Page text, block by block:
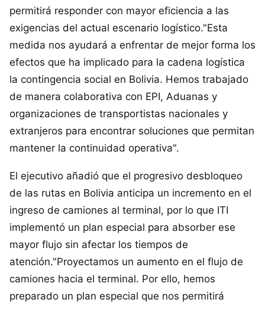
permitirá responder con mayor eficiencia a las
exigencias del actual escenario logístico."Esta
medida nos ayudará a enfrentar de mejor forma los
efectos que ha implicado para la cadena logística
la contingencia social en Bolivia. Hemos trabajado
de manera colaborativa con EPI, Aduanas y
organizaciones de transportistas nacionales y
extranjeros para encontrar soluciones que permitan
mantener la continuidad operativa".
El ejecutivo añadió que el progresivo desbloqueo
de las rutas en Bolivia anticipa un incremento en el
ingreso de camiones al terminal, por lo que ITI
implementó un plan especial para absorber ese
mayor flujo sin afectar los tiempos de
atención."Proyectamos un aumento en el flujo de
camiones hacia el terminal. Por ello, hemos
preparado un plan especial que nos permitirá